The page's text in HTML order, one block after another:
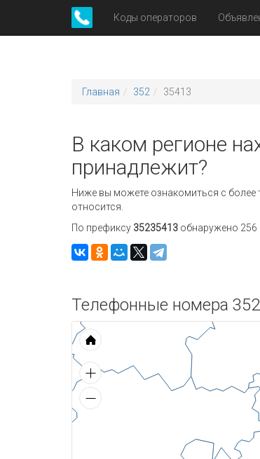
Коды операторов
Главная 352 35413
В каком регионе
принадлежит?
Ниже вы можете ознакомиться с
относится.
По префиксу 35235413 обнаружено 256
Телефонные номера